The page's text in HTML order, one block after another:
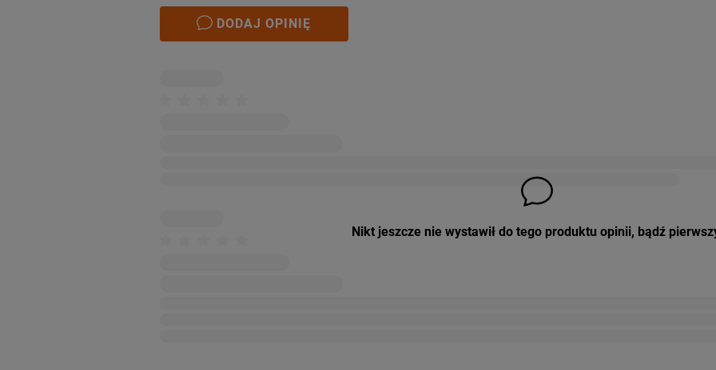
DODAJ OPINIĘ
Nikt jeszcze nie wystawił do tego produktu opinii, bądź